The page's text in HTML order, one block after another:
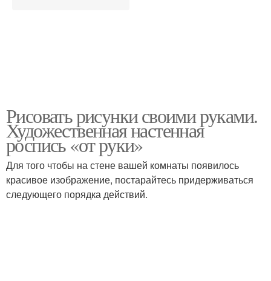
Рисовать рисунки своими руками.
Художественная настенная
роспись «от руки»
Для того чтобы на стене вашей комнаты появилось
красивое изображение, постарайтесь придерживаться
следующего порядка действий.